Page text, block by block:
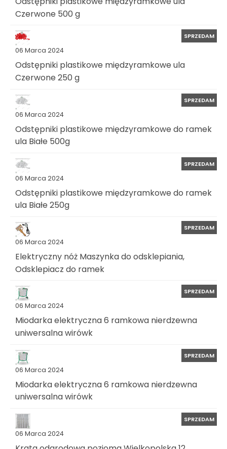
Czerwone 500 g
06 Marca 2024
SPRZEDAM
Odstępniki plastikowe międzyramkowe ula
Czerwone 250 g
06 Marca 2024
SPRZEDAM
Odstępniki plastikowe międzyramkowe do ramek
ula Białe 500g
06 Marca 2024
SPRZEDAM
Odstępniki plastikowe międzyramkowe do ramek
ula Białe 250g
06 Marca 2024
SPRZEDAM
Elektryczny nóż Maszynka do odsklepiania,
Odsklepiacz do ramek
06 Marca 2024
SPRZEDAM
Miodarka elektryczna 6 ramkowa nierdzewna
uniwersalna wirówk
06 Marca 2024
SPRZEDAM
Miodarka elektryczna 6 ramkowa nierdzewna
uniwersalna wirówk
06 Marca 2024
SPRZEDAM